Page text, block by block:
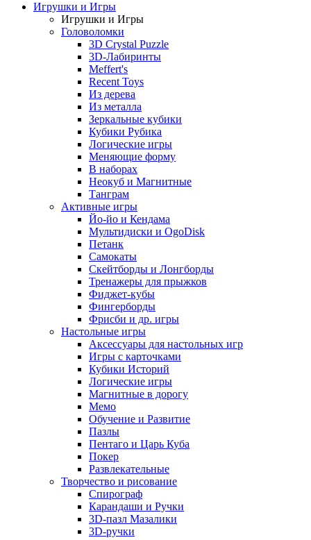
Игрушки и Игры
Игрушки и Игры
Головоломки
3D Crystal Puzzle
3D-Лабиринты
Meffert's
Recent Toys
Из дерева
Из металла
Зеркальные кубики
Кубики Рубика
Логические игры
Меняющие форму
В наборах
Неокуб и Магнитные
Танграм
Активные игры
Йо-йо и Кендама
Мультидиски и OgoDisk
Петанк
Самокаты
Скейтборды и Лонгборды
Тренажеры для прыжков
Фиджет-кубы
Фингерборды
Фрисби и др. игры
Настольные игры
Аксессуары для настольных игр
Игры с карточками
Кубики Историй
Логические игры
Магнитные в дорогу
Мемо
Обучение и Развитие
Пазлы
Пентаго и Царь Куба
Покер
Развлекательные
Творчество и рисование
Спирограф
Карандаши и Ручки
3D-пазл Мазалики
3D-ручки